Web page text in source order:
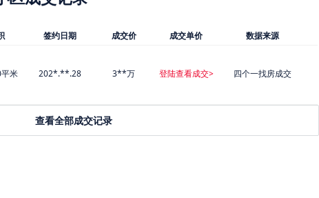
签约日期 成交价 成交单价 数据来源
米 202*.**.28 3**万 登陆查看成交> 四个一找房成交
查看全部成交记录